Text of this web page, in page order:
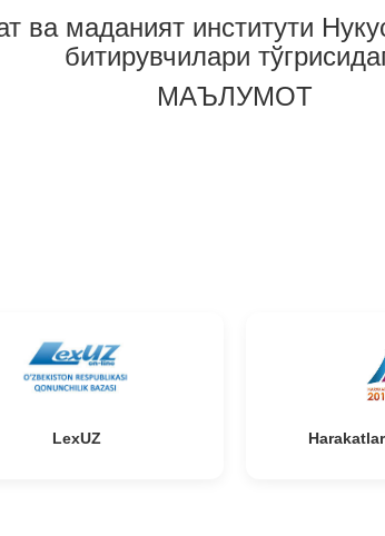
ва маданият институти
битирувчилари
МАЪЛУМОТ
LexUZ